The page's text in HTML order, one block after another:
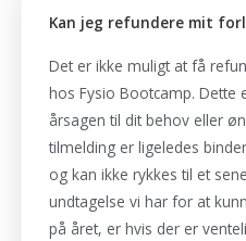
Kan jeg refundere mit
Det er ikke muligt at få
hos Fysio Bootcamp. Dette
årsagen til dit behov eller
tilmelding er ligeledes
og kan ikke rykkes til et
undtagelse vi har for at
på året, er hvis der er